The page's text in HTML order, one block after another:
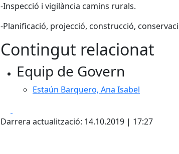
-Inspecció i vigilància camins rurals.
-Planificació, projecció, construcció,
Contingut relacionat
Equip de Govern
Estaún Barquero, Ana Isabel
Darrera actualització: 14.10.2019 | 17:27